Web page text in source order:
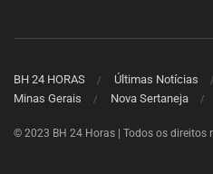
BH 24 HORAS Últimas Notícias
Minas Gerais
Nova Sertaneja
© 2023 BH 24 Horas | Todos os direitos